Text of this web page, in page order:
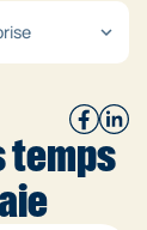
expand_more
temps